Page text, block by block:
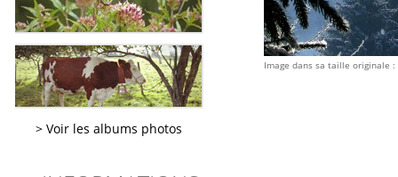
Voir les albums photos
Image dans sa taille originale :